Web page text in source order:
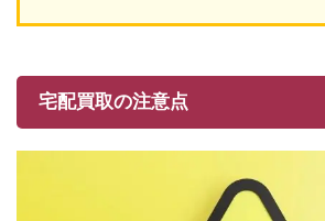
宅配買取の注意点